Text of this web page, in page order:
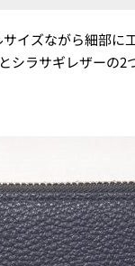
イズながら細部に
シラサギレザーの2